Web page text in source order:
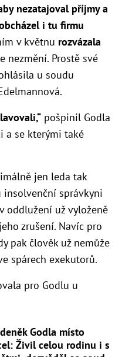
nezatajoval příjmy a
i tu firmu
v květnu rozvázala
nezmění. Prostě své
u soudu
pošpinil Godla
a se kterými také
jen leda tak
správkyni
oddlužení už vyloženě
zrušení. Navíc pro
pak člověk už nemůže
spárech exekutorů.
pro Godlu u
Godla místo
Živil celou rodinu i s